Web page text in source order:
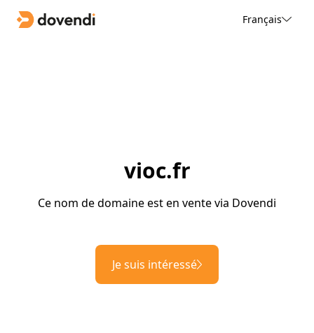
Français
vioc.fr
Ce nom de domaine est en vente via Dovendi
Je suis intéressé